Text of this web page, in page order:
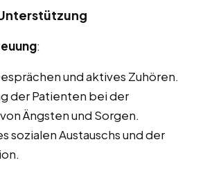
:
und aktives Zuhören.
der Patienten bei der
Ängsten und Sorgen.
sozialen Austauschs und der